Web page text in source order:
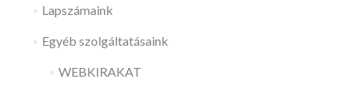
Lapszámaink
Egyéb szolgáltatásaink
WEBKIRAKAT